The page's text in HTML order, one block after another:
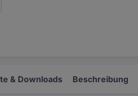
& Downloads Beschreibung